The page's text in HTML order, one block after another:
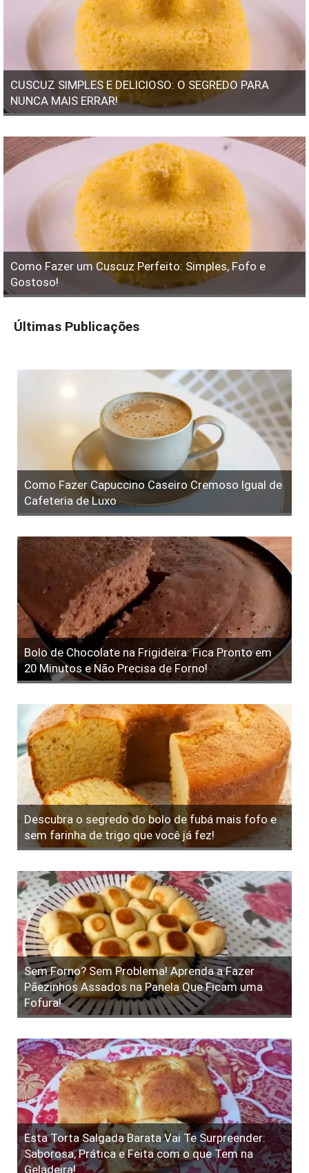
CUSCUZ SIMPLES E DELICIOSO: O SEGREDO PARA
NUNCA MAIS ERRAR!
Como Fazer um Cuscuz Perfeito: Simples, Fofo e
Gostoso!
Últimas Publicações
Como Fazer Capuccino Caseiro Cremoso Igual de
Cafeteria de Luxo
Bolo de Chocolate na Frigideira: Fica Pronto em
20 Minutos e Não Precisa de Forno!
Descubra o segredo do bolo de fubá mais fofo e
sem farinha de trigo que você já fez!
Sem Forno? Sem Problema! Aprenda a Fazer
Pãezinhos Assados na Panela Que Ficam uma
Fofura!
Esta Torta Salgada Barata Vai Te Surpreender:
Saborosa, Prática e Feita com o que Tem na
Geladeira!